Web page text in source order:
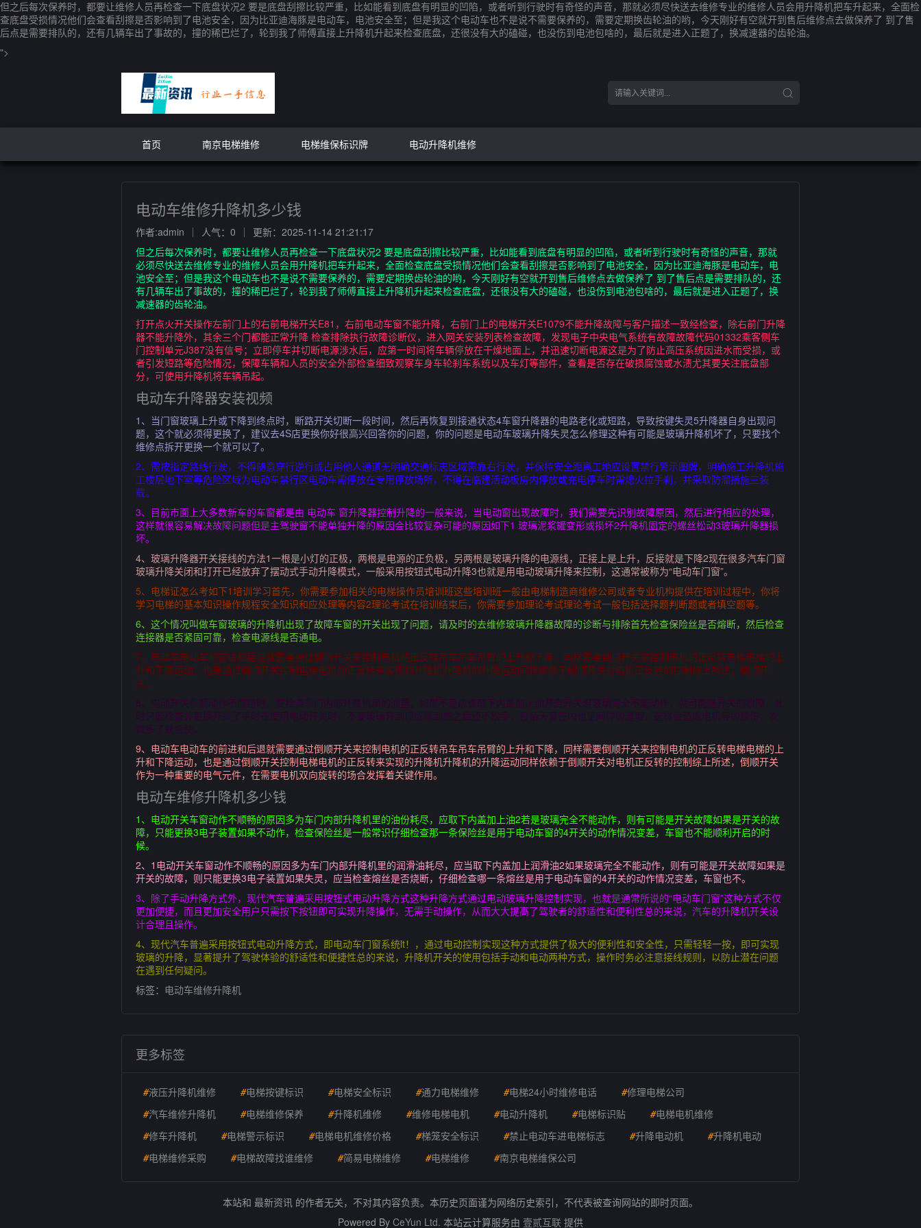
但之后每次保养时，都要让维修人员再检查一下底盘状况2 要是底盘刮擦比较严重，比如能看到底盘有明显的凹陷，或者听到行驶时有奇怪的声音，那就必须尽快送去维修专业的维修人员会用升降机把车升起来，全面检
查底盘受损情况他们会查看刮擦是否影响到了电池安全，因为比亚迪海豚是电动车，电池安全至；但是我这个电动车也不是说不需要保养的，需要定期换齿轮油的哟，今天刚好有空就开到售后维修点去做保养了 到了售
后点是需要排队的，还有几辆车出了事故的，撞的稀巴烂了，轮到我了师傅直接上升降机升起来检查底盘，还很没有大的磕碰，也没伤到电池包啥的，最后就是进入正题了，换减速器的齿轮油。
">
首页 南京电梯维修 电梯维保标识牌 电动升降机维修
电动车维修升降机多少钱
作者:admin 人气：0
更新：2025-11-14 21:21:17
但之后每次保养时，都要让维修人员再检查一下底盘状况2 要是底盘刮擦比较严重，比如能看到底盘有明显的凹陷，或者听到行驶时有奇怪的声音，那就
必须尽快送去维修专业的维修人员会用升降机把车升起来，全面检查底盘受损情况他们会查看刮擦是否影响到了电池安全，因为比亚迪海豚是电动车，电
池安全至；但是我这个电动车也不是说不需要保养的，需要定期换齿轮油的哟，今天刚好有空就开到售后维修点去做保养了 到了售后点是需要排队的，还
有几辆车出了事故的，撞的稀巴烂了，轮到我了师傅直接上升降机升起来检查底盘，还很没有大的磕碰，也没伤到电池包啥的，最后就是进入正题了，换
减速器的齿轮油。
打开点火开关操作左前门上的右前电梯开关E81，右前电动车窗不能升降，右前门上的电梯开关E1079不能升降故障与客户描述一致经检查，除右前门升降
器不能升降外，其余三个门都能正常升降 检查排除执行故障诊断仪，进入网关安装列表检查故障，发现电子中央电气系统有故障故障代码01332乘客侧车
门控制单元J387没有信号；立即停车并切断电源涉水后，应第一时间将车辆停放在干燥地面上，并迅速切断电源这是为了防止高压系统因进水而受损，或
者引发短路等危险情况，保障车辆和人员的安全外部检查细致观察车身车轮刹车系统以及车灯等部件，查看是否存在破损腐蚀或水渍尤其要关注底盘部
分，可使用升降机将车辆吊起。
电动车升降器安装视频
1、当门窗玻璃上升或下降到终点时，断路开关切断一段时间，然后再恢复到接通状态4车窗升降器的电路老化或短路，导致按键失灵5升降器自身出现问
题，这个就必须得更换了，建议去4S店更换你好很高兴回答你的问题，你的问题是电动车玻璃升降失灵怎么修理这种有可能是玻璃升降机坏了，只要找个
维修点拆开更换一个就可以了。
2、需按指定路线行驶，不得随意穿行逆行或占用他人通道无明确交通标志区域需靠右行驶，并保持安全距离工地应设置禁行警示图牌，明确施工升降机施
工楼层地下室等危险区域为电动车禁行区电动车需停放在专用停放场所，不得在临建活动板房内停放或充电停车时需熄火拉手刹，并采取防溜措施三装
载。
3、目前市面上大多数新车的车窗都是由 电动车 窗升降器控制升降的一般来说，当电动窗出现故障时，我们需要先识别故障原因，然后进行相应的处理，
这样就很容易解决故障问题但是主驾驶窗不能单独升降的原因会比较复杂可能的原因如下1 玻璃泥浆罐变形或损坏2升降机固定的螺丝松动3玻璃升降器损
坏。
4、玻璃升降器开关接线的方法1一根是小灯的正极，两根是电源的正负极，另两根是玻璃升降的电源线，正接上是上升，反接就是下降2现在很多汽车门窗
玻璃升降关闭和打开已经放弃了摆动式手动升降模式，一般采用按钮式电动升降3也就是用电动玻璃升降来控制，这通常被称为“电动车门窗”。
5、电梯证怎么考如下1培训学习首先，你需要参加相关的电梯操作员培训班这些培训班一般由电梯制造商维修公司或者专业机构提供在培训过程中，你将
学习电梯的基本知识操作规程安全知识和应处理等内容2理论考试在培训结束后，你需要参加理论考试理论考试一般包括选择题判断题或者填空题等。
6、这个情况叫做车窗玻璃的升降机出现了故障车窗的开关出现了问题，请及时的去维修玻璃升降器故障的诊断与排除首先检查保险丝是否熔断，然后检查
连接器是否紧固可靠，检查电源线是否通电。
7、电动车电动车的前进和后退就需要通过倒顺开关来控制电机的正反转吊车吊车吊臂的上升和下降，同样需要倒顺开关来控制电机的正反转电梯电梯的上
升和下降运动，也是通过倒顺开关控制电梯电机的正反转来实现的升降机升降机的升降运动同样依赖于倒顺开关对电机正反转的控制综上所述，倒顺开
关。
8、电动开关车窗动作不顺畅时，要检查车门内部升降机里的油量，如果不足应该取下内盖加上油开启开关但玻璃完全不能动作，就可能是开关的故障，此
时只能检查并更换开关了平时在使用电动开关时，不要玻璃升到顶或降到底之后还不松手，包括天窗在内也是同样的道理，这样会造成电机等的损伤，次
数多了就会使。
9、电动车电动车的前进和后退就需要通过倒顺开关来控制电机的正反转吊车吊车吊臂的上升和下降，同样需要倒顺开关来控制电机的正反转电梯电梯的上
升和下降运动，也是通过倒顺开关控制电梯电机的正反转来实现的升降机升降机的升降运动同样依赖于倒顺开关对电机正反转的控制综上所述，倒顺开关
作为一种重要的电气元件，在需要电机双向旋转的场合发挥着关键作用。
电动车维修升降机多少钱
1、电动开关车窗动作不顺畅的原因多为车门内部升降机里的油份耗尽，应取下内盖加上油2若是玻璃完全不能动作，则有可能是开关故障如果是开关的故
障，只能更换3电子装置如果不动作，检查保险丝是一般常识仔细检查那一条保险丝是用于电动车窗的4开关的动作情况变差，车窗也不能顺利开启的时
候。
2、1电动开关车窗动作不顺畅的原因多为车门内部升降机里的润滑油耗尽，应当取下内盖加上润滑油2如果玻璃完全不能动作，则有可能是开关故障如果是
开关的故障，则只能更换3电子装置如果失灵，应当检查熔丝是否烧断，仔细检查哪一条熔丝是用于电动车窗的4开关的动作情况变差，车窗也不。
3、除了手动升降方式外，现代汽车普遍采用按钮式电动升降方式这种升降方式通过电动玻璃升降控制实现，也就是通常所说的“电动车门窗”这种方式不仅
更加便捷，而且更加安全用户只需按下按钮即可实现升降操作，无需手动操作，从而大大提高了驾驶者的舒适性和便利性总的来说，汽车的升降机开关设
计合理且操作。
4、现代汽车普遍采用按钮式电动升降方式，即电动车门窗系统lt！，通过电动控制实现这种方式提供了极大的便利性和安全性，只需轻轻一按，即可实现
玻璃的升降，显著提升了驾驶体验的舒适性和便捷性总的来说，升降机开关的使用包括手动和电动两种方式，操作时务必注意接线规则，以防止潜在问题
在遇到任何疑问。
标签： 电动车维修升降机
更多标签
#液压升降机维修 #电梯按键标识 #电梯安全标识 #通力电梯维修 #电梯24小时维修电话 #修理电梯公司
#汽车维修升降机 #电梯维修保养 #升降机维修 #维修电梯电机 #电动升降机 #电梯标识贴 #电梯电机维修
#修车升降机 #电梯警示标识 #电梯电机维修价格 #梯笼安全标识 #禁止电动车进电梯标志 #升降电动机 #升降机电动
#电梯维修采购 #电梯故障找谁维修 #简易电梯维修 #电梯维修 #南京电梯维保公司
本站和 最新资讯 的作者无关，不对其内容负责。本历史页面谨为网络历史索引，不代表被查询网站的即时页面。
Powered By CeYun Ltd. 本站云计算服务由 壹贰互联 提供